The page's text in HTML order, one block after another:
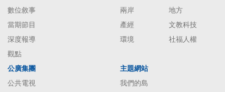
數位敘事
當期節目
深度報導
觀點
兩岸
地方
產經
文教科技
環境
社福人權
公廣集團
公共電視
主題網站
我們的島